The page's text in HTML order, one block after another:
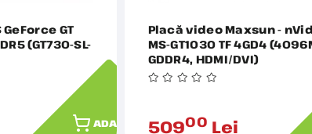
GT
(GT730-SL-
ADAUGĂ ÎN COȘ
Placă video Maxsun -
MS-GT1030 TF 4GD4
GDDR4, HDMI/DVI)
50900 Lei